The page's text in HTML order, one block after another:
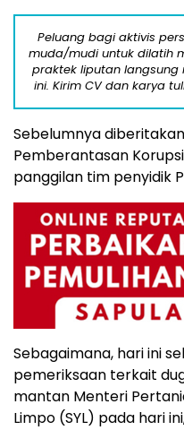
Peluang bagi aktivis
muda/mudi untuk dilatih
praktek liputan
ini. Kirim CV dan karya
Sebelumnya
Pemberantasan
panggilan tim penyidik
Sebagaimana, hari ini
pemeriksaan terkait
mantan Menteri
Limpo (SYL) pada hari